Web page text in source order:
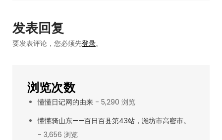
南
宋
航
发表回复
要发表评论，您必须先登录。
浏览次数
懂懂日记网的由来 - 5,290 浏览
懂懂骑山东——百日百县第43站，潍坊市高密市。
- 3,656 浏览